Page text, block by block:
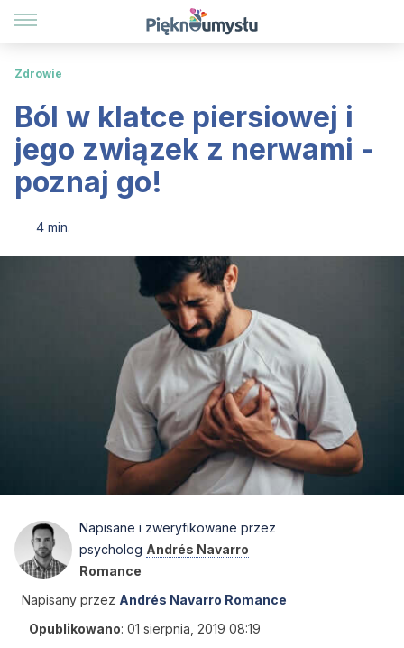
Zdrowie
Ból w klatce piersiowej i
jego związek z nerwami -
poznaj go!
4 min.
Napisane i zweryfikowane przez
psycholog Andrés Navarro
Romance
Napisany przez Andrés Navarro Romance
Opublikowano: 01 sierpnia, 2019 08:19